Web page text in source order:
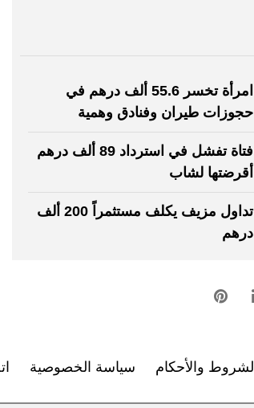
امرأة تخسر 55.6 ألف درهم في
حجوزات طيران وفنادق وهمية
فتاة تفشل في استرداد 89 ألف درهم
أقرضتها لشاب
تداول مزيف يكلف مستثمراً 200 ألف
درهم
الشروط والأحكام سياسة الخصوصية